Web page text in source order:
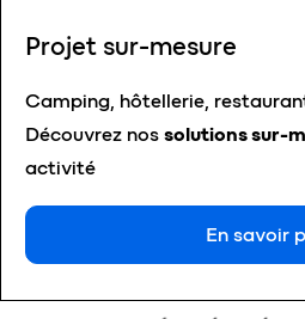
Projet sur-mesure
Camping, hôtellerie,
Découvrez nos solutions sur-
activité
En savoir